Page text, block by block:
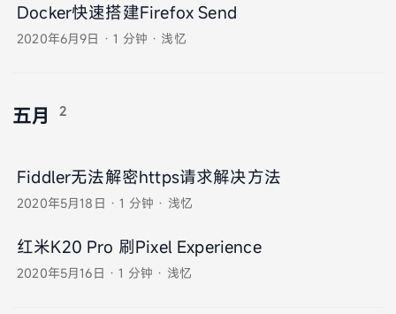
Docker快速搭建Firefox Send
2020年6月9日 ·1 分钟 · 浅忆
五月 2
Fiddler无法解密https请求解决方法
2020年5月18日 ·1 分钟 · 浅忆
红米K20 Pro 刷Pixel Experience
2020年5月16日 ·1 分钟 · 浅忆